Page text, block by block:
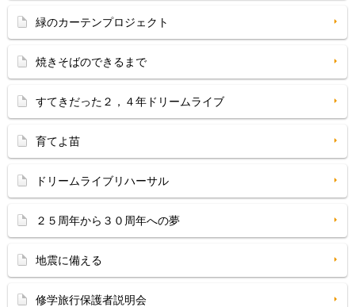
緑のカーテンプロジェクト
焼きそばのできるまで
すてきだった２，４年ドリームライブ
育てよ苗
ドリームライブリハーサル
２５周年から３０周年への夢
地震に備える
修学旅行保護者説明会